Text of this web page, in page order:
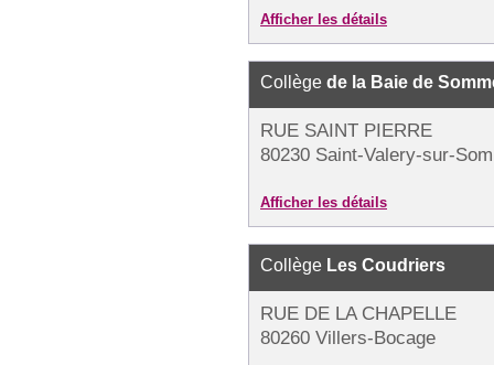
Afficher les détails
Collège de la Baie de
RUE SAINT PIERRE
80230 Saint-Valery-sur-
Afficher les détails
Collège Les Coudriers
RUE DE LA CHAPELLE
80260 Villers-Bocage